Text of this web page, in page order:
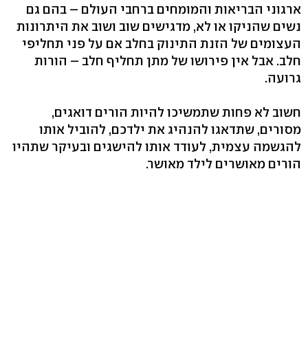
ארגוני הבריאות והמומחים ברחבי העולם – בהם גם
נשים שהניקו או לא, מדגישים שוב ושוב את היתרונות
העצומים של הזנת התינוק בחלב אם על פני תחליפי
חלב. אבל אין פירושו של מתן תחליף חלב – הורות
גרועה.
חשוב לא פחות שתמשיכו להיות הורים דואגים,
מסורים, שתדאגו להנהיג את ילדכם, להוביל אותו
להגשמה עצמית, לעודד אותו להישגים ובעיקר שתהיו
הורים מאושרים לילד מאושר.